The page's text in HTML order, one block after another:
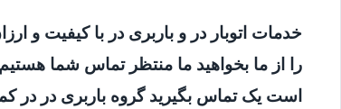
خدمات اتوبار در و باربری در با کیفیت و
را از ما بخواهید ما منتظر تماس شما
است یک تماس بگیرید گروه باربری در در